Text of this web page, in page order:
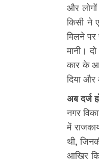
और
किसी ने
मिलने
मानी।
कार के
दिया
अब दर्ज
नगर
में
थी,
आखिर